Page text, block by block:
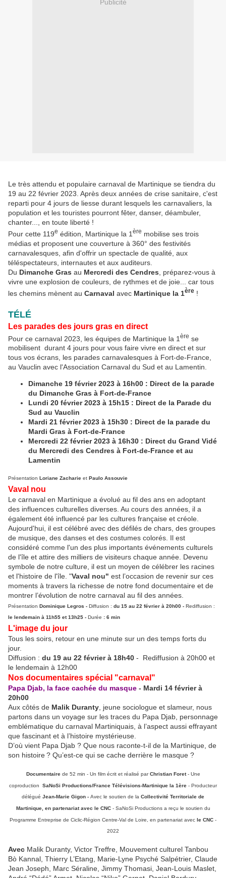
Publicité
Le très attendu et populaire carnaval de Martinique se tiendra du
19 au 22 février 2023. Après deux années de crise sanitaire, c'est
reparti pour 4 jours de liesse durant lesquels les carnavaliers, la
population et les touristes pourront fêter, danser, déambuler,
chanter..., en toute liberté !
Pour cette 119e édition, Martinique la 1 ère mobilise ses trois
médias et proposent une couverture à 360° des festivités
carnavalesques, afin d'offrir un spectacle de qualité, aux
téléspectateurs, internautes et aux auditeurs.
Du Dimanche Gras au Mercredi des Cendres , préparez-vous à
vivre une explosion de couleurs, de rythmes et de joie... car tous
les chemins mènent au Carnaval avec Martinique la 1ère !
TÉLÉ
Les parades des jours gras en direct
Pour ce carnaval 2023, les équipes de Martinique la 1 ère se
mobilisent durant 4 jours pour vous faire vivre en direct et sur
tous vos écrans, les parades carnavalesques à Fort-de-France,
au Vauclin avec l'Association Carnaval du Sud et au Lamentin.
Dimanche 19 février 2023 à 16h00 : Direct de la parade
du Dimanche Gras à Fort-de-France
Lundi 20 février 2023 à 15h15 : Direct de la Parade du
Sud au Vauclin
Mardi 21 février 2023 à 15h30 : Direct de la parade du
Mardi Gras à Fort-de-France
Mercredi 22 février 2023 à 16h30 : Direct du Grand Vidé
du Mercredi des Cendres à Fort-de-France et au
Lamentin
Présentation Loriane Zacharie et Paulo Assouvie
Vaval nou
Le carnaval en Martinique a évolué au fil des ans en adoptant
des influences culturelles diverses. Au cours des années, il a
également été influencé par les cultures française et créole.
Aujourd'hui, il est célébré avec des défilés de chars, des groupes
de musique, des danses et des costumes colorés. Il est
considéré comme l'un des plus importants événements culturels
de l'île et attire des milliers de visiteurs chaque année. Devenu
symbole de notre culture, il est un moyen de célébrer les racines
et l'histoire de l'île. "Vaval nou" est l’occasion de revenir sur ces
moments à travers la richesse de notre fond documentaire et de
montrer l’évolution de notre carnaval au fil des années.
Présentation Dominique Legros - Diffusion : du 15 au 22 février à 20h00 - Rediffusion :
le lendemain à 11h55 et 13h25 - Durée : 6 min
L'image du jour
Tous les soirs, retour en une minute sur un des temps forts du
jour.
Diffusion : du 19 au 22 février à 18h40 - Rediffusion à 20h00 et
le lendemain à 12h00
Nos documentaires spécial "carnaval"
Papa Djab, la face cachée du masque - Mardi 14 février à
20h00
Aux côtés de Malik Duranty , jeune sociologue et slameur, nous
partons dans un voyage sur les traces du Papa Djab, personnage
emblématique du carnaval Martiniquais, à l’aspect aussi effrayant
que fascinant et à l’histoire mystérieuse.
D’où vient Papa Djab ? Que nous raconte-t-il de la Martinique, de
son histoire ? Qu’est-ce qui se cache derrière le masque ?
Documentairede 52 min - Un film écrit et réalisé parChristian Foret- Une
coproduction SaNoSi Productions/France Télévisions-Martinique la 1ère - Producteur
délégué Jean-Marie Gigon - Avec le soutien de la Collectivité Territoriale de
Martinique, en partenariat avec le CNC- SaNoSi Productions a reçu le soutien du
Programme Entreprise de Ciclic-Région Centre-Val de Loire, en partenariat avec le CNC -
2022
Avec Malik Duranty, Victor Treffre, Mouvement culturel Tanbou
Bò Kannal, Thierry L’Etang, Marie-Lyne Psyché Salpétrier, Claude
Jean Joseph, Marc Séraline, Jimmy Thomasi, Jean-Louis Maslet,